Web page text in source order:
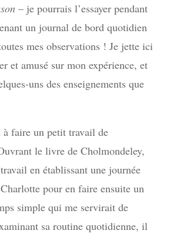
– je pourrais l’essayer pendant
un journal de bord quotidien
mes observations ! Je jette ici
et amusé sur mon expérience, et
uns des enseignements que
à faire un petit travail de
le livre de Cholmondeley,
en établissant une journée
pour en faire ensuite un
simple qui me servirait de
sa routine quotidienne, il